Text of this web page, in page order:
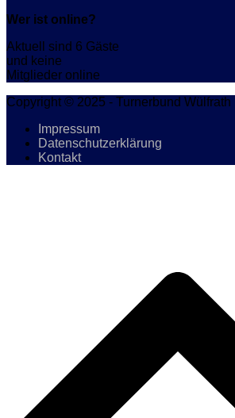
Wer ist online?
Aktuell sind 6 Gäste
und keine
Mitglieder online
Copyright © 2025 - Turnerbund Wülfrath
Impressum
Datenschutzerklärung
Kontakt